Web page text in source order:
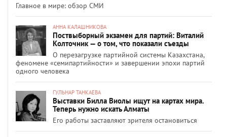
Главное в мире: обзор СМИ
АННА КАЛАШНИКОВА
Поствыборный экзамен для партий: Виталий
Колточник — о том, что показали съезды
О перезагрузке партийной системы Казахстана,
феномене «семипартийности» и завершении эпохи партий
одного человека
ГУЛЬНАР ТАНКАЕВА
Выставки Билла Виолы ищут на картах мира.
Теперь нужно искать Алматы
Его работы заставляют зрителя остановиться